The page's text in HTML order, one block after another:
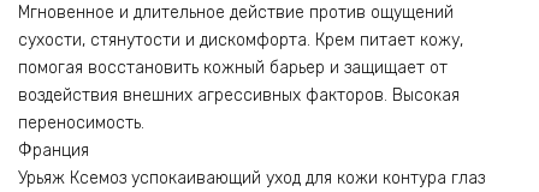
Мгновенное и длительное действие против ощущений
сухости, стянутости и дискомфорта. Крем питает кожу,
помогая восстановить кожный барьер и защищает от
воздействия внешних агрессивных факторов. Высокая
переносимость.
Франция
Урьяж Ксемоз успокаивающий уход для кожи контура глаз